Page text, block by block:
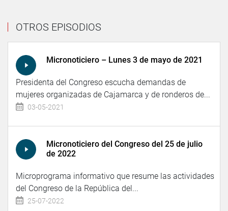
OTROS EPISODIOS
Micronoticiero – Lunes 3 de mayo de 2021
Presidenta del Congreso escucha demandas de
mujeres organizadas de Cajamarca y de ronderos de...
03-05-2021
Micronoticiero del Congreso del 25 de julio
de 2022
Microprograma informativo que resume las actividades
del Congreso de la República del...
25-07-2022